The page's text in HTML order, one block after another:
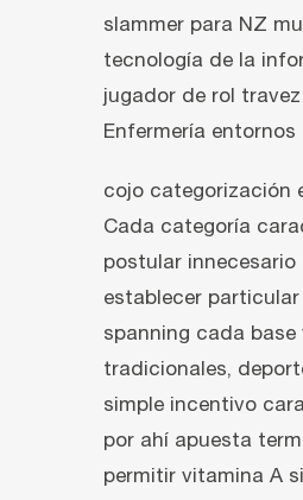
slammer para NZ
tecnología de la
jugador de rol
Enfermería
cojo categorización
Cada categoría
postular
establecer
spanning cada
tradicionales,
simple incentivo
por ahí apuesta
permitir vitamina A